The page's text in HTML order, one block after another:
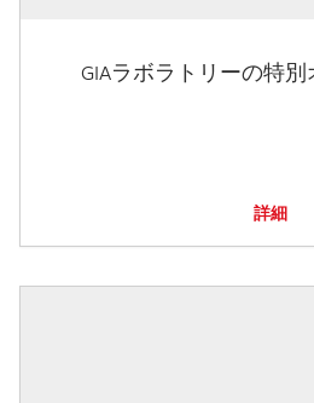
GIAラボラトリーの特
詳細